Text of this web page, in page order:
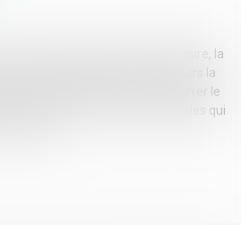
de la commission mixte paritaire, la
immobiliers (FPI) soutient toujours la
mesures qui pourraient contrecarrer le
parler des élections municipales qui